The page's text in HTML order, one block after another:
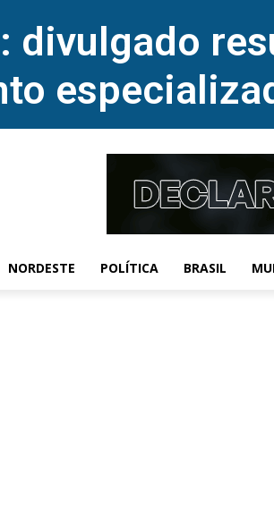
divulgado
NORDESTE POLÍTICA BRASIL